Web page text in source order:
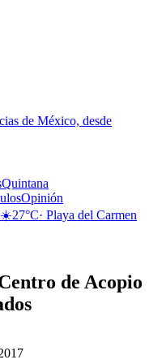
de México, desde
Quintana
Opinión
☀️27°C· Playa del Carmen
de Acopio